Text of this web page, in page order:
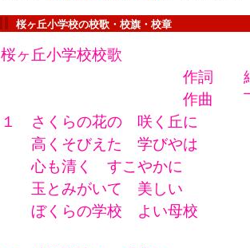
桜ヶ丘小学校の校歌・校旗・校章
桜ヶ丘小学校校歌
作詞 綱島
作曲 下総
１ さくらの花の 咲く丘に
高くそびえた 学びやは
心も清く すこやかに
玉とみがいて 美しい
ぼくらの学校 よい母校